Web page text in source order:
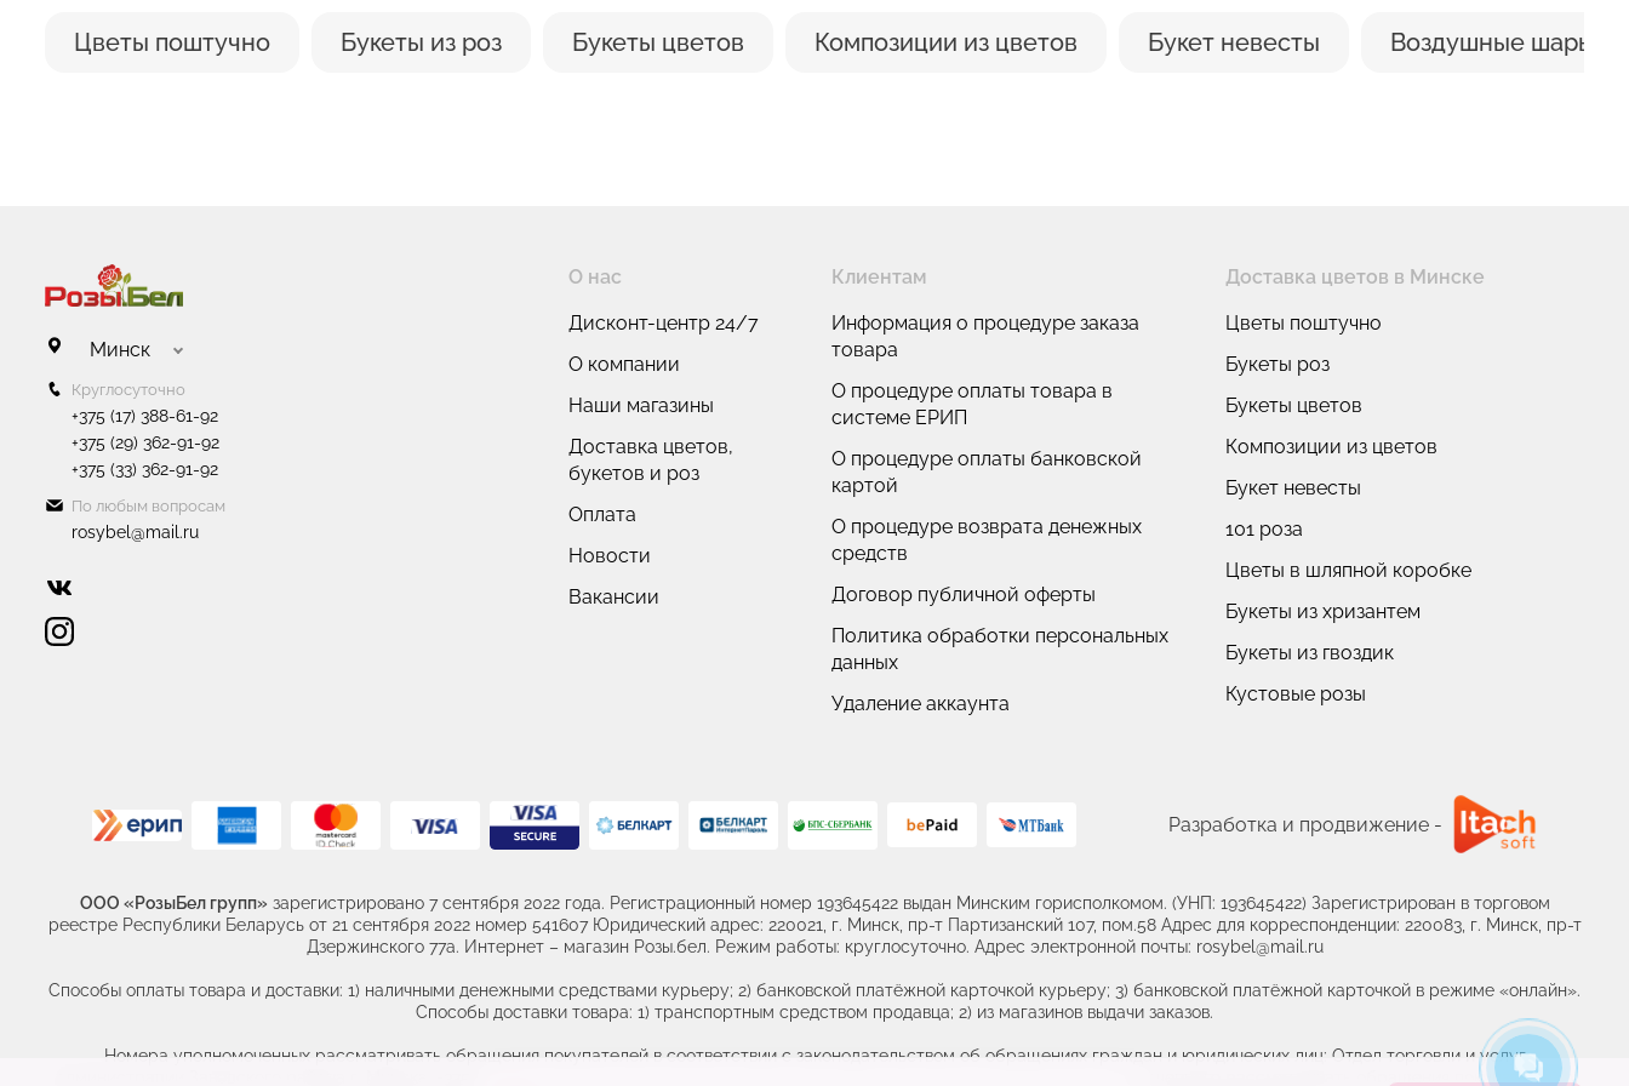
Цветы поштучно Букеты из роз Букеты цветов Композиции из цветов Букет невесты Воздушные шары
Минск
Круглосуточно
+375 (17) 388-61-92
+375 (29) 362-91-92
+375 (33) 362-91-92
По любым вопросам
rosybel@mail.ru
О нас
Дисконт-центр 24/7
О компании
Наши магазины
Доставка цветов,
букетов и роз
Оплата
Новости
Вакансии
Клиентам
Информация о процедуре заказа
товара
О процедуре оплаты товара в
системе ЕРИП
О процедуре оплаты банковской
картой
О процедуре возврата денежных
средств
Договор публичной оферты
Политика обработки персональных
данных
Удаление аккаунта
Доставка цветов в Минске
Цветы поштучно
Букеты роз
Букеты цветов
Композиции из цветов
Букет невесты
101 роза
Цветы в шляпной коробке
Букеты из хризантем
Букеты из гвоздик
Кустовые розы
Разработка и продвижение -
ООО «РозыБел групп» зарегистрировано 7 сентября 2022 года. Регистрационный номер 193645422 выдан Минским горисполкомом. (УНП: 193645422) Зарегистрирован в торговом
реестре Республики Беларусь от 21 сентября 2022 номер 541607 Юридический адрес: 220021, г. Минск, пр-т Партизанский 107, пом.58 Адрес для корреспонденции: 220083, г. Минск, пр-т
Дзержинского 77а. Интернет – магазин Розы.бел. Режим работы: круглосуточно. Адрес электронной почты: rosybel@mail.ru
Способы оплаты товара и доставки: 1) наличными денежными средствами курьеру; 2) банковской платёжной карточкой курьеру; 3) банковской платёжной карточкой в режиме «онлайн».
Способы доставки товара: 1) транспортным средством продавца; 2) из магазинов выдачи заказов.
Номера уполномоченных рассматривать обращения покупателей в соответствии с законодательством об обращениях граждан и юридических лиц: Отдел торговли и услуг
администрации Заводского района г. Минска. +375 (17) 389 26 46, +375 (17) 389 26 45 Номер и адрес электронной почты лица, уполномоченного рассматривать обращения покупателей о